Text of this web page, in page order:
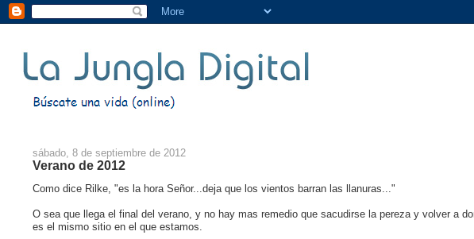
sábado, 8 de septiembre de 2012
Verano de 2012
Como dice Rilke, "es la hora Señor...deja que los vientos barran las llanuras..."
O sea que llega el final del verano, y no hay mas remedio que sacudirse la pereza y volver a
es el mismo sitio en el que estamos.